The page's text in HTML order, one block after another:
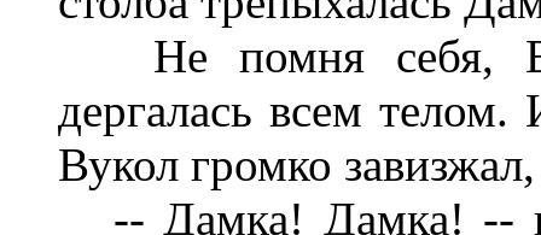
Не помня себя,
дергалась всем телом.
Вукол громко
-- Дамка! Дамка! --